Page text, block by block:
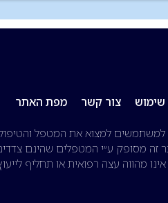
שימוש צור קשר מפת האתר
למשתמשים למצוא את המטפל
זה מסופק ע״י המטפלים שהינם
מהווה עצה רפואית או תחליף